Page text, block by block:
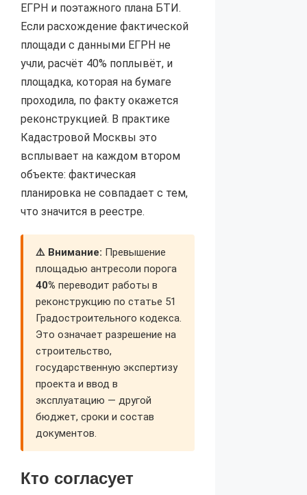
ЕГРН и поэтажного плана БТИ.
Если расхождение фактической
площади с данными ЕГРН не
учли, расчёт 40% поплывёт, и
площадка, которая на бумаге
проходила, по факту окажется
реконструкцией. В практике
Кадастровой Москвы это
всплывает на каждом втором
объекте: фактическая
планировка не совпадает с тем,
что значится в реестре.
⚠️ Внимание: Превышение
площадью антресоли порога
40% переводит работы в
реконструкцию по статье 51
Градостроительного кодекса.
Это означает разрешение на
строительство,
государственную экспертизу
проекта и ввод в
эксплуатацию — другой
бюджет, сроки и состав
документов.
Кто согласует